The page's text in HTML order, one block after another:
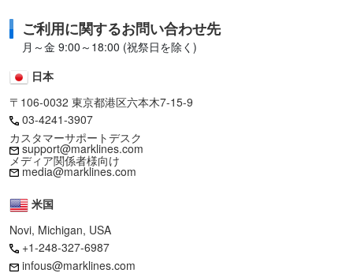
ご利用に関するお問い合わせ先
月～金 9:00～18:00 (祝祭日を除く)
日本
〒106-0032 東京都港区六本木7-15-9
03-4241-3907
カスタマーサポートデスク
support@marklines.com
メディア関係者様向け
media@marklines.com
米国
Novi, Michigan, USA
+1-248-327-6987
infous@marklines.com